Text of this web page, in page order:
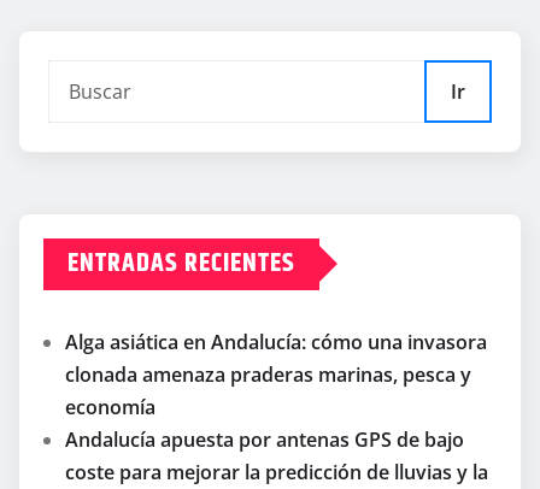
entradas
Ir
ENTRADAS RECIENTES
Alga asiática en Andalucía: cómo una invasora
clonada amenaza praderas marinas, pesca y
economía
Andalucía apuesta por antenas GPS de bajo
coste para mejorar la predicción de lluvias y la